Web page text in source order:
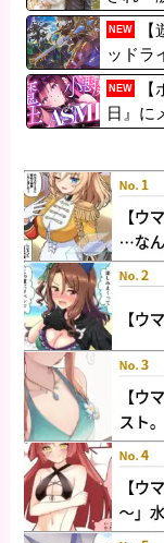
NEW
【
ッドラ
決定！
NEW
【
日』に